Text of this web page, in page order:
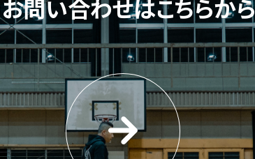
問い合わせはこちらから